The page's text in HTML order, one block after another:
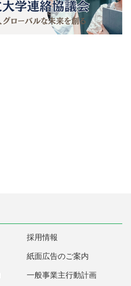
採用情報
紙面広告のご案内
一般事業主行動計画